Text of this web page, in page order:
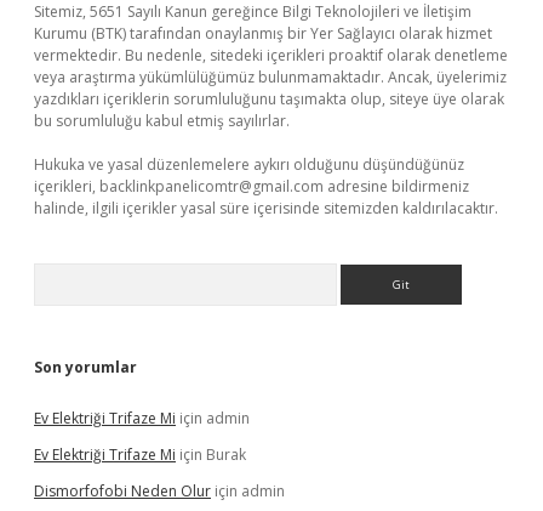
Sitemiz, 5651 Sayılı Kanun gereğince Bilgi Teknolojileri ve İletişim
Kurumu (BTK) tarafından onaylanmış bir Yer Sağlayıcı olarak hizmet
vermektedir. Bu nedenle, sitedeki içerikleri proaktif olarak denetleme
veya araştırma yükümlülüğümüz bulunmamaktadır. Ancak, üyelerimiz
yazdıkları içeriklerin sorumluluğunu taşımakta olup, siteye üye olarak
bu sorumluluğu kabul etmiş sayılırlar.
Hukuka ve yasal düzenlemelere aykırı olduğunu düşündüğünüz
içerikleri, backlinkpanelicomtr@gmail.com adresine bildirmeniz
halinde, ilgili içerikler yasal süre içerisinde sitemizden kaldırılacaktır.
Son yorumlar
Ev Elektriği Trifaze Mi için admin
Ev Elektriği Trifaze Mi için Burak
Dismorfofobi Neden Olur için admin